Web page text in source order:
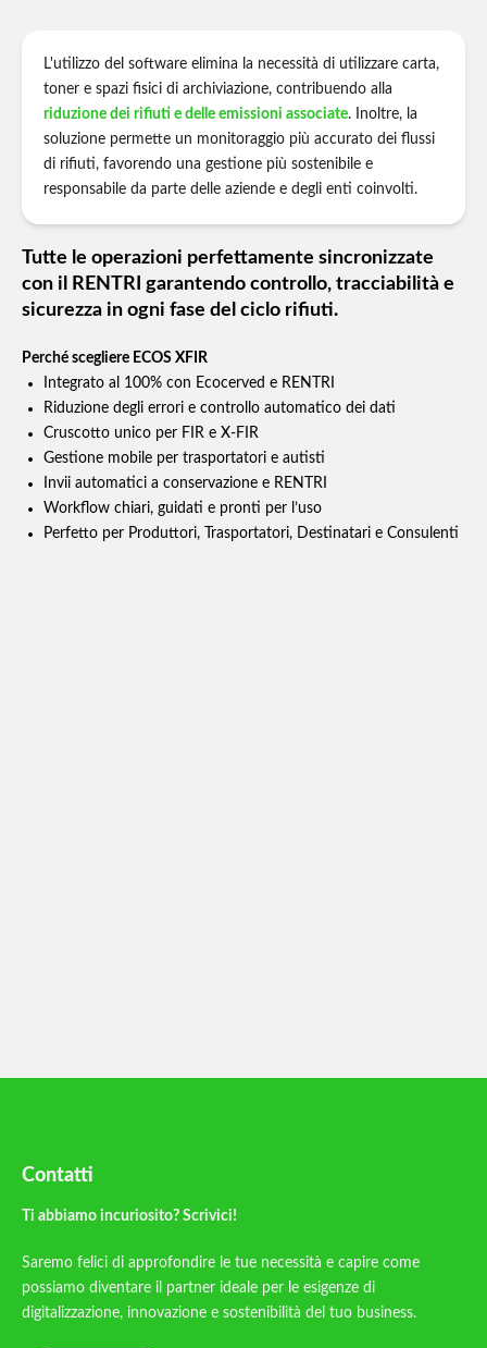
L'utilizzo del software elimina la necessità di utilizzare carta,
toner e spazi fisici di archiviazione, contribuendo alla
riduzione dei rifiuti e delle emissioni associate. Inoltre, la
soluzione permette un monitoraggio più accurato dei flussi
di rifiuti, favorendo una gestione più sostenibile e
responsabile da parte delle aziende e degli enti coinvolti.
Tutte le operazioni perfettamente sincronizzate
con il RENTRI garantendo controllo, tracciabilità e
sicurezza in ogni fase del ciclo rifiuti.
Perché scegliere ECOS XFIR
Integrato al 100% con Ecocerved e RENTRI
Riduzione degli errori e controllo automatico dei dati
Cruscotto unico per FIR e X‑FIR
Gestione mobile per trasportatori e autisti
Invii automatici a conservazione e RENTRI
Workflow chiari, guidati e pronti per l’uso
Perfetto per Produttori, Trasportatori, Destinatari e Consulenti
Contatti
Ti abbiamo incuriosito? Scrivici!
Saremo felici di approfondire le tue necessità e capire come
possiamo diventare il partner ideale per le esigenze di
digitalizzazione, innovazione e sostenibilità del tuo business.